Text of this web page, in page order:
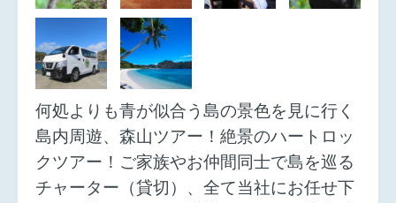
何処よりも青が似合う島の景色を見に行く
島内周遊、森山ツアー！絶景のハートロッ
クツアー！ご家族やお仲間同士で島を巡る
チャーター（貸切）、全て当社にお任せ下